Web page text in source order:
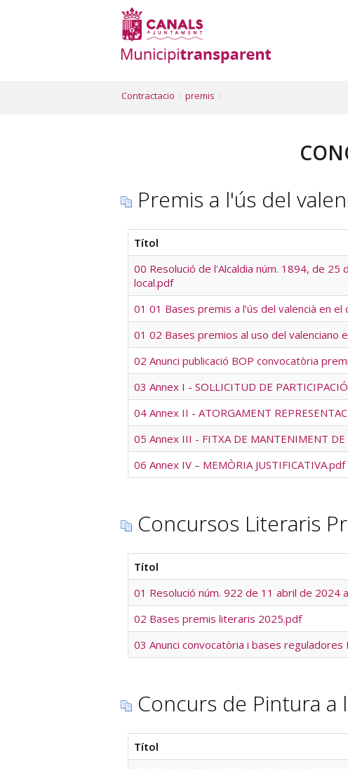
Contractacio / premis /
Premis a l'ús del
Títol
00 Resolució de l'Alcaldia núm. 1894, de
local.pdf
01 01 Bases premis a l’ús del valencià en
01 02 Bases premios al uso del valenciano
02 Anunci publicació BOP convocatòria
03 Annex I - SOL·LICITUD DE
04 Annex II - ATORGAMENT
05 Annex III - FITXA DE MANTENIMENT DE
06 Annex IV – MEMÒRIA JUSTIFICATIVA.pdf
Concursos Literaris
Títol
01 Resolució núm. 922 de 11 abril de 2024
02 Bases premis literaris 2025.pdf
03 Anunci convocatòria i bases
Concurs de Pintura a
Títol